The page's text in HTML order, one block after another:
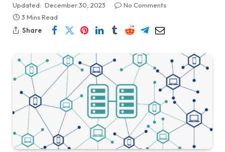
Updated: December 30, 2023
No Comments
3 Mins Read
Share